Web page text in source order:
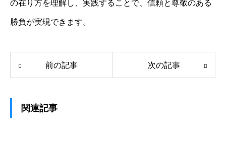
の在り方を理解し、実践することで、信頼と尊敬のある
勝負が実現できます。
前の記事 次の記事
関連記事